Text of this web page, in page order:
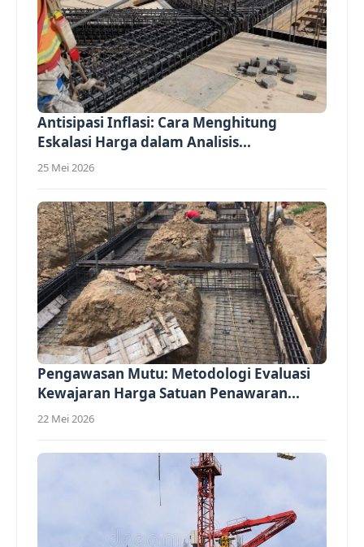
Antisipasi Inflasi: Cara Menghitung
Eskalasi Harga dalam Analisis...
25 Mei 2026
Pengawasan Mutu: Metodologi Evaluasi
Kewajaran Harga Satuan Penawaran...
22 Mei 2026